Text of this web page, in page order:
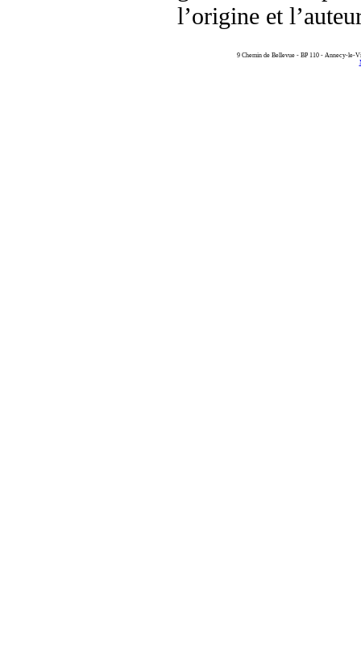
l’origine et
9 Chemin de Bellevue - BP 110 - Annecy-le-